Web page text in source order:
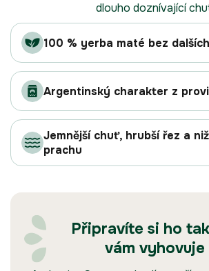
dlouho doznívající
100 % yerba maté bez
Argentinský charakter z
Jemnější chuť, hrubší řez a
prachu
Připravíte si ho
vám vyhovuje